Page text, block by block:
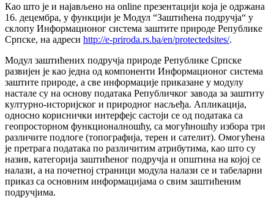
Као што је и најављено на online презентацији која је одржана
16. децембра, у функцији је Модул “Заштићена подручја“ у
склопу Информационог система заштите природе Републике
Српске, на адреси http://e-priroda.rs.ba/en/protectedsites/.
Модул заштићених подручја природе Републике Српске
развијен је као једна од компоненти Информационог система
заштите природе, а све информације приказане у модулу
настале су на основу података Републичког завода за заштиту
културно-историјског и природног насљеђа. Апликација,
односно кориснички интерфејс састоји се од података са
геопросторном функционалношћу, са могућношћу избора три
различите подлоге (топографија, терен и сателит). Омогућена
је претрага података по различитим атрибутима, као што су
назив, категорија заштићеног подручја и општина на којој се
налази, а на почетној страници модула налази се и табеларни
приказ са основним информацијама о свим заштићеним
подручјима.